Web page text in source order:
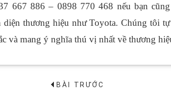
667 886 – 0898 770 468 nếu bạn
thương hiệu như Toyota. Chúng tôi
và mang ý nghĩa thú vị nhất về thương
BÀI TRƯỚC